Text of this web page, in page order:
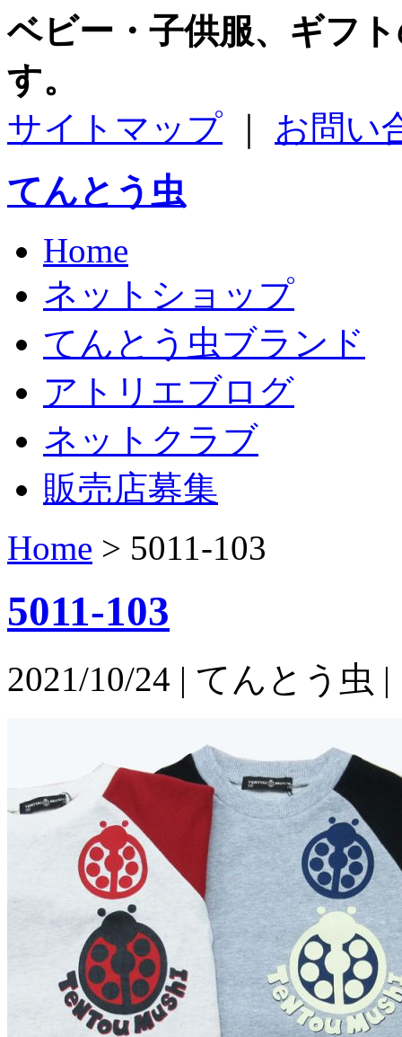
ベビー・子供服、ギフ
す。
サイトマップ
お問い
てんとう虫
Home
ネットショップ
てんとう虫ブランド
アトリエブログ
ネットクラブ
販売店募集
Home > 5011-103
5011-103
2021/10/24 | てんとう虫 |